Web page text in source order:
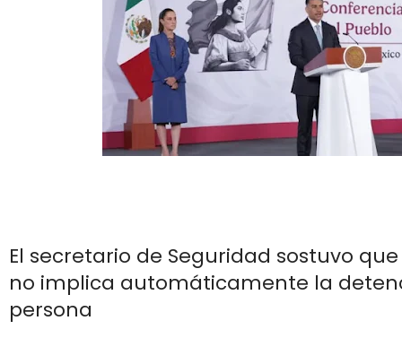
El secretario de Seguridad sostuvo
no implica automáticamente la
persona